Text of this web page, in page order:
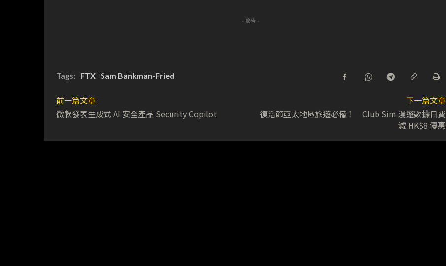
- 廣告 -
Tags: FTX Sam Bankman-Fried
前一篇文章
微軟發表生成式 AI 安全產品 Security Copilot
下一篇文章
復活節亞太地區旅遊必備！ Club Sim 漫遊數據日費
減 HK$8 優惠